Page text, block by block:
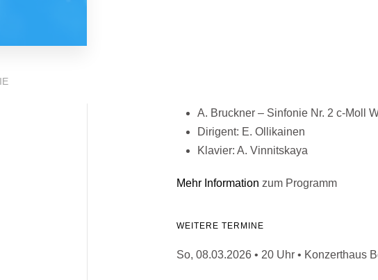
A. Bruckner – Sinfonie Nr. 2 c-Moll
Dirigent: E. Ollikainen
Klavier: A. Vinnitskaya
Mehr Information zum Programm
WEITERE TERMINE
So, 08.03.2026 • 20 Uhr • Konzerthaus